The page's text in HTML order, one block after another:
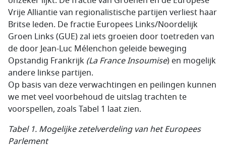
Vrije Alliantie van regionalistische partijen verliest haar
Britse leden. De fractie Europees Links/Noordelijk
Groen Links (GUE) zal iets groeien door toetreden van
de door Jean-Luc Mélenchon geleide beweging
Opstandig Frankrijk (La France Insoumise) en mogelijk
andere linkse partijen.
Op basis van deze verwachtingen en peilingen kunnen
we met veel voorbehoud de uitslag trachten te
voorspellen, zoals Tabel 1 laat zien.
Tabel 1. Mogelijke zetelverdeling van het Europees
Parlement